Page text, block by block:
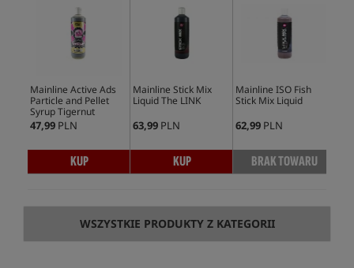
Mainline Active Ads
Particle and Pellet
Syrup Tigernut
47,99 PLN
KUP
Mainline Stick Mix
Liquid The LINK
63,99 PLN
KUP
Mainline ISO Fish
Stick Mix Liquid
62,99 PLN
BRAK TOWARU
WSZYSTKIE PRODUKTY Z KATEGORII